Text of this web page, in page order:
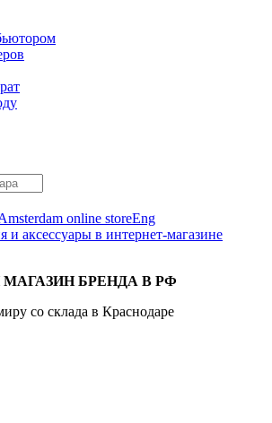
Eng
БРЕНДА В РФ
со склада в Краснодаре